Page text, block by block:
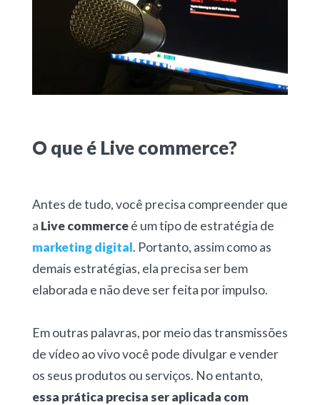
O que é Live commerce?
Antes de tudo, você precisa compreender que
a Live commerceé um tipo de estratégia de
marketing digital. Portanto, assim como as
demais estratégias, ela precisa ser bem
elaborada e não deve ser feita por impulso.
Em outras palavras, por meio das transmissões
de vídeo ao vivo você pode divulgar e vender
os seus produtos ou serviços. No entanto,
essa prática precisa ser aplicada com